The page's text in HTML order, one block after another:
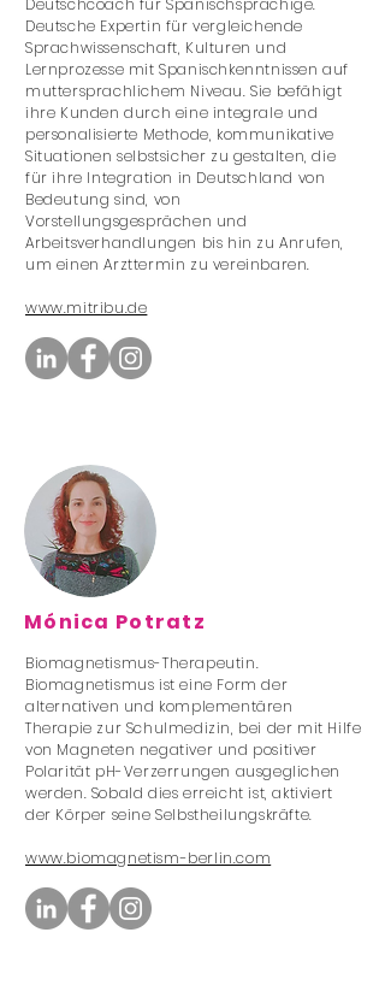
Deutschcoach für Spanischsprachige.
Deutsche Expertin für vergleichende
Sprachwissenschaft, Kulturen und
Lernprozesse mit Spanischkenntnissen auf
muttersprachlichem Niveau. Sie befähigt
ihre Kunden durch eine integrale und
personalisierte Methode, kommunikative
Situationen selbstsicher zu gestalten, die
für ihre Integration in Deutschland von
Bedeutung sind, von
Vorstellungsgesprächen und
Arbeitsverhandlungen bis hin zu Anrufen,
um einen Arzttermin zu vereinbaren.
www.mitribu.de
Mónica Potratz
Biomagnetismus-Therapeutin.
Biomagnetismus ist eine Form der
alternativen und komplementären
Therapie zur Schulmedizin, bei der mit Hilfe
von Magneten negativer und positiver
Polarität pH-Verzerrungen ausgeglichen
werden. Sobald dies erreicht ist, aktiviert
der Körper seine Selbstheilungskräfte.
www.biomagnetism-berlin.com